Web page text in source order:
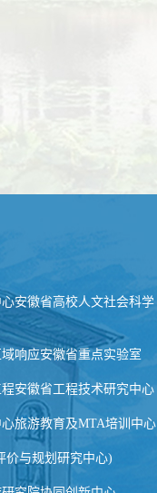
安徽省高校人文社会科学
响应安徽省重点实验室
安徽省工程技术研究中心
旅游教育及MTA培训中心
价与规划研究中心)